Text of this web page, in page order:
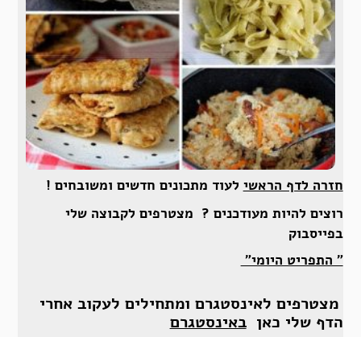
חזרה לדף הראשי לעוד מתכונים חדשים ומשובחים !
רוצים להיות מעודכנים ? מצטרפים לקבוצה שלי
בפייסבוק
” התפריט היומי”
מצטרפים לאינסטגרם ומתחילים לעקוב אחרי
הדף שלי כאןבאינסטגרם